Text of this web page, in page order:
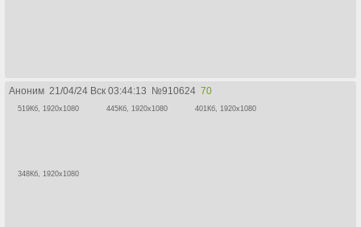
Аноним 21/04/24 Вск 03:44:13 №910624 70
519Кб, 1920x1080 445Кб, 1920x1080 401Кб, 1920x1080
348Кб, 1920x1080